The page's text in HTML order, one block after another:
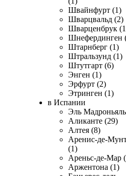
Швайнфурт (1)
Шварцвальд (2)
Шварценбрук
Шнефердинген
Штарнберг (1)
Штральзунд (1)
Штутгарт (6)
Энген (1)
Эрфурт (2)
Этринген (1)
в Испании
Эль
Аликанте (29)
Алтея (8)
Аренис-де-
(1)
Ареньс-де-Мар
Аржентона (1)